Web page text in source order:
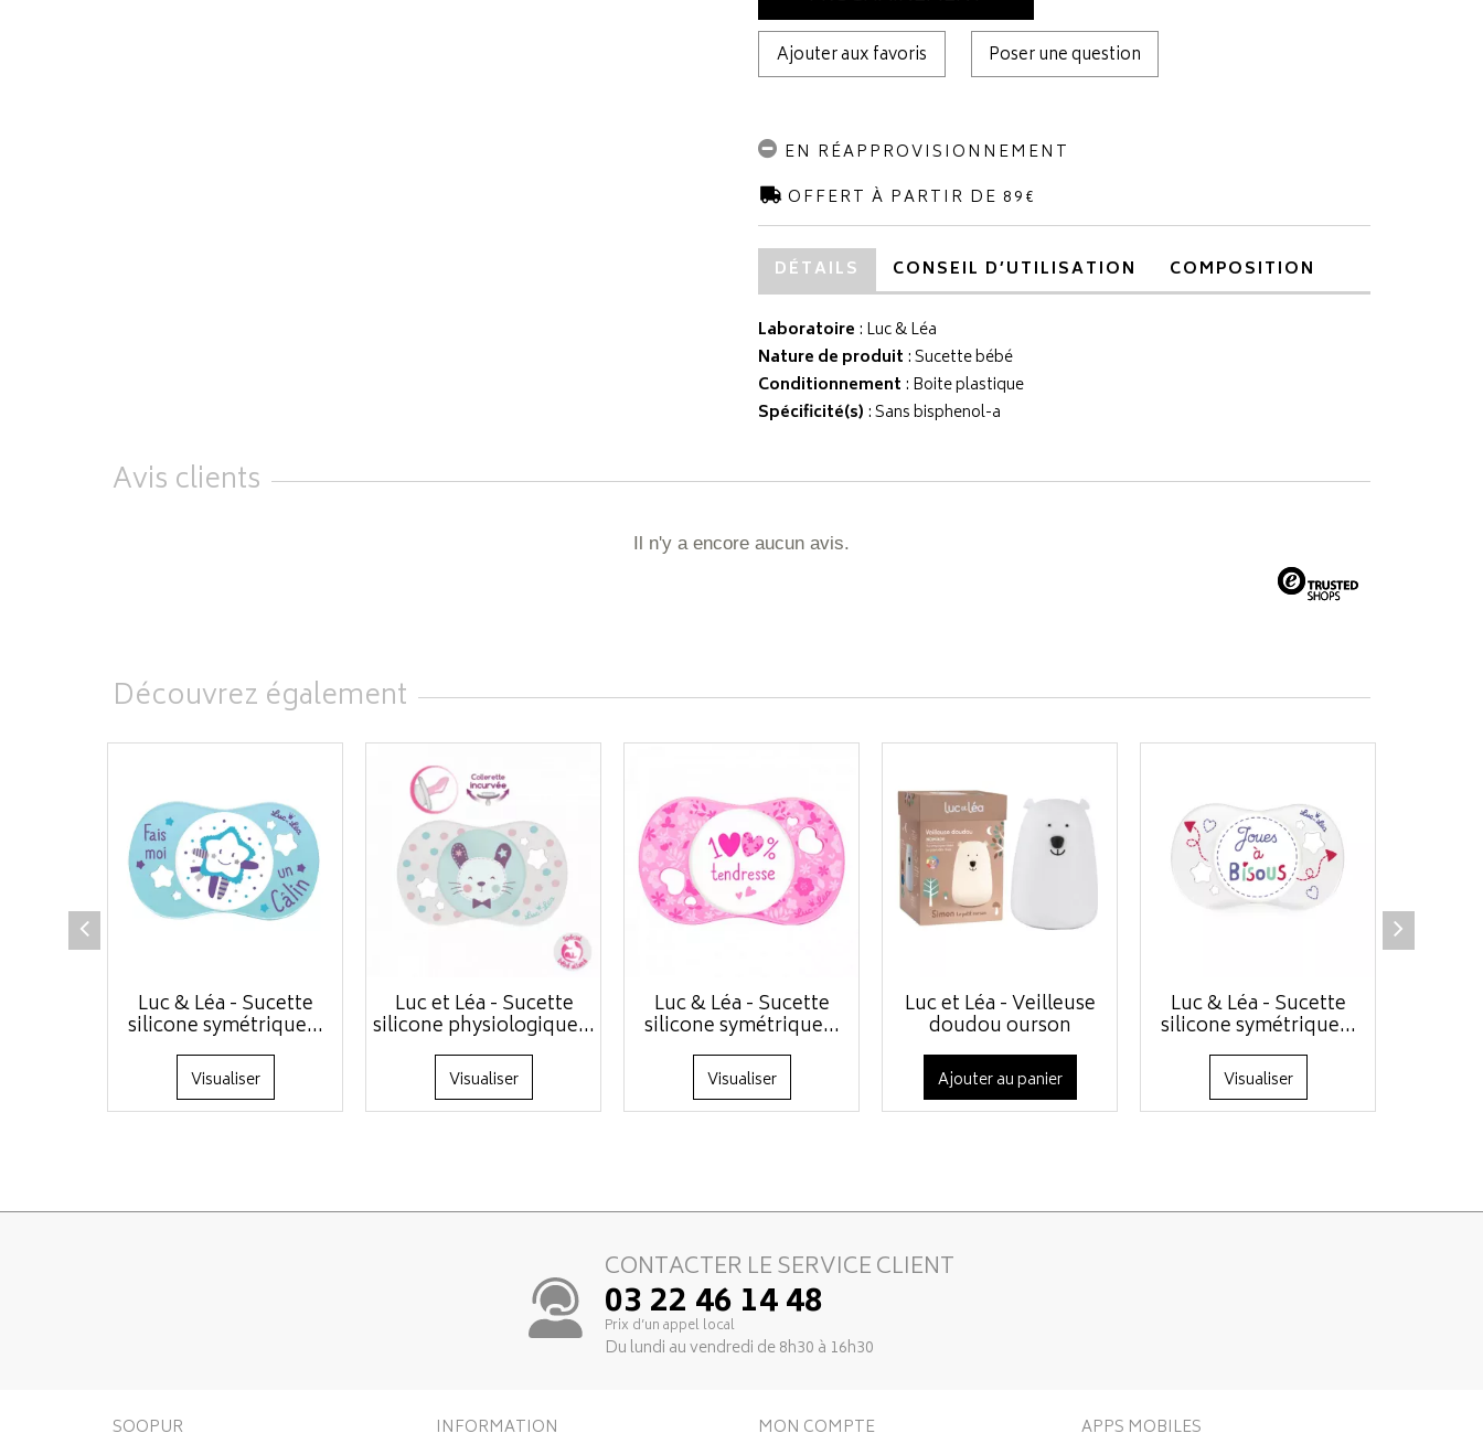
Ajouter aux favoris Poser une question
EN RÉAPPROVISIONNEMENT
OFFERT À PARTIR DE 89€
DÉTAILS CONSEIL D’UTILISATION COMPOSITION
Laboratoire : Luc & Léa
Nature de produit : Sucette bébé
Conditionnement : Boite plastique
Spécificité(s) : Sans bisphenol-a
Avis clients
Il n'y a encore aucun avis.
Découvrez également
Luc & Léa - Sucette
silicone symétrique...
Visualiser
Luc et Léa - Sucette
silicone physiologique...
Visualiser
Luc & Léa - Sucette
silicone symétrique...
Visualiser
Luc et Léa - Veilleuse
doudou ourson
Ajouter au panier
Luc & Léa - Sucette
silicone symétrique...
Visualiser
CONTACTER LE SERVICE CLIENT
03 22 46 14 48
Prix d’un appel local
Du lundi au vendredi de 8h30 à 16h30
SOOPUR INFORMATION MON COMPTE APPS MOBILES